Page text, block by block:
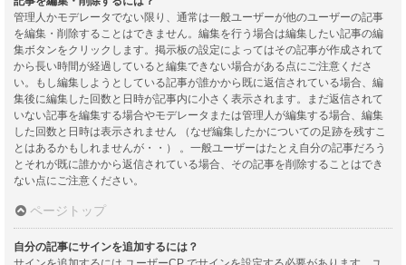
管理人かモデレータでない限り、通常は一般ユーザーが他のユーザーの記事
を編集・削除することはできません。編集を行う場合は編集したい記事の編
集ボタンをクリックします。掲示板の設定によってはその記事が作成されて
から長い時間が経過していると編集できない場合がある点にご注意くださ
い。もし編集しようとしている記事が誰かから既に返信されている場合、編
集後に編集した回数と日時が記事内に小さく表示されます。まだ返信されて
いない記事を編集する場合やモデレータまたは管理人が編集する場合、編集
した回数と日時は表示されません （なぜ編集したかについての足跡を残すこ
とはあるかもしれませんが・・） 。一般ユーザーはたとえ自分の記事だろう
とそれが既に誰かから返信されている場合、その記事を削除することはでき
ない点にご注意ください。
ページトップ
自分の記事にサインを追加するには？